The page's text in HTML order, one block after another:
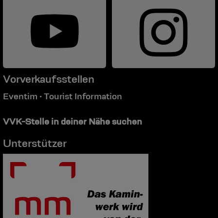
Vorverkaufsstellen
Eventim • Tourist Information
VVK-Stelle in deiner Nähe suchen
Unterstützer